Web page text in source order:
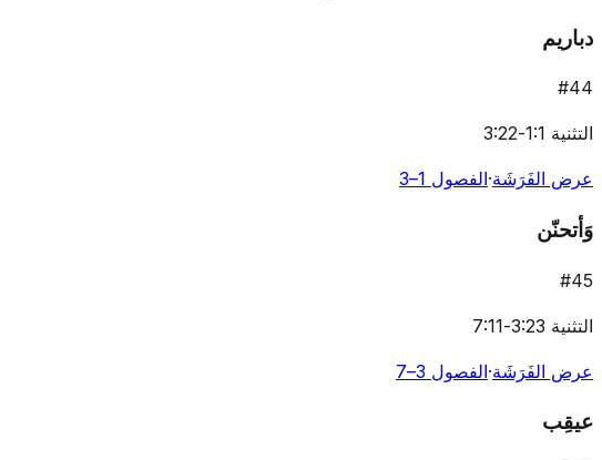
دباريم
#44
التثنية 1:1-3:22
عرض الفَرَشَة·الفصول 1–3
وَأتحنّن
#45
التثنية 3:23-7:11
عرض الفَرَشَة·الفصول 3–7
عيقِب